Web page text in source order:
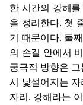
한 시간의 강해
을 정리한다. 첫
기 때문이다. 둘
의 손길 안에서
궁극적 방향은
시 낯설어지는
자리. 강해라는